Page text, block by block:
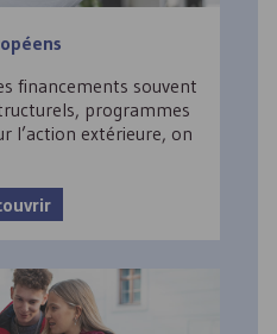
financements souvent
programmes
l’action extérieure, on